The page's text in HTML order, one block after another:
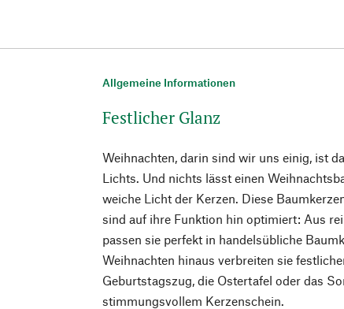
Allgemeine Informationen
Festlicher Glanz
Weihnachten, darin sind wir uns einig, ist
Lichts. Und nichts lässt einen
weiche Licht der Kerzen. Diese
sind auf ihre Funktion hin optimiert: Aus
passen sie perfekt in handelsübliche
Weihnachten hinaus verbreiten sie
Geburtstagszug, die Ostertafel oder das
stimmungsvollem Kerzenschein.